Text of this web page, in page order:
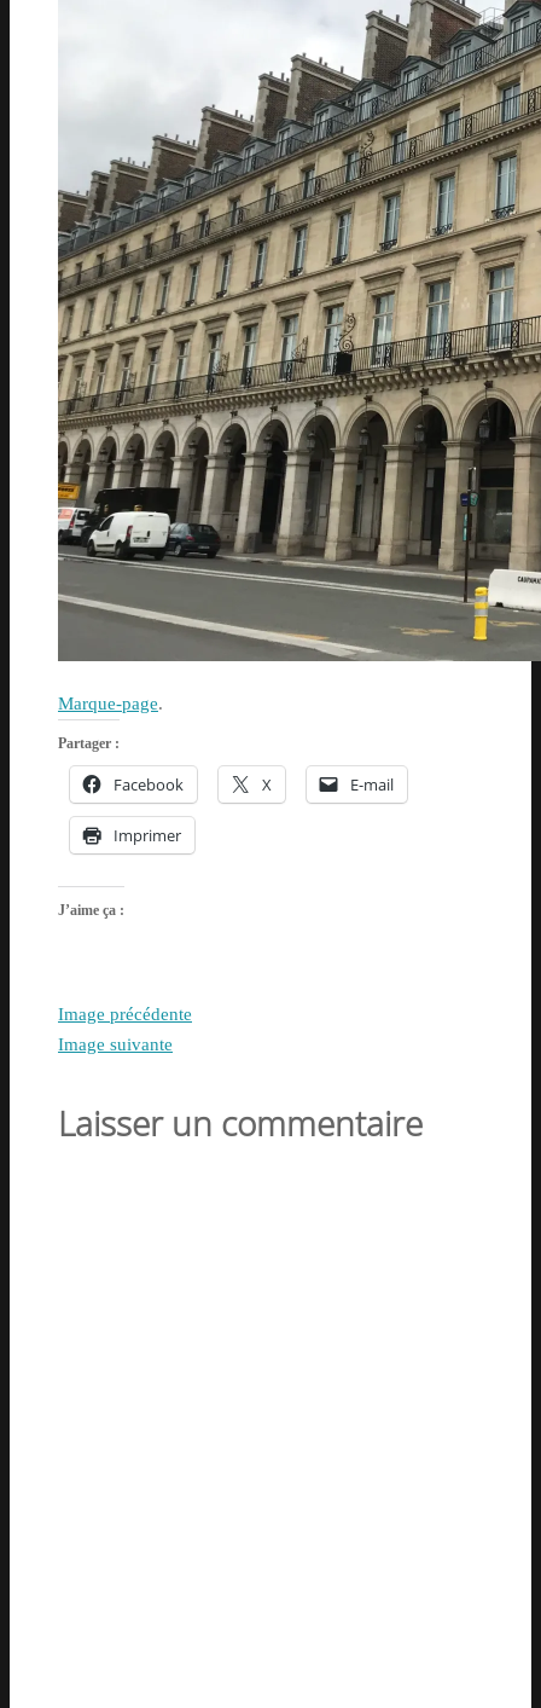
Marque-page.
Partager :
Facebook X E-mail
Imprimer
J’aime ça :
Image précédente
Image suivante
Laisser un commentaire